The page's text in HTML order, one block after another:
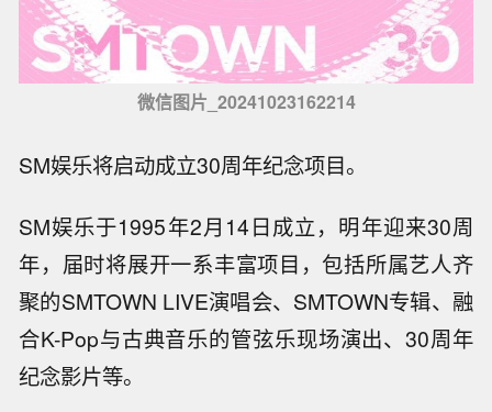
微信图片_20241023162214
SM娱乐将启动成立30周年纪念项目。
SM娱乐于1995年2月14日成立，明年迎来30周
年，届时将展开一系丰富项目，包括所属艺人齐
聚的SMTOWN LIVE演唱会、SMTOWN专辑、融
合K-Pop与古典音乐的管弦乐现场演出、30周年
纪念影片等。